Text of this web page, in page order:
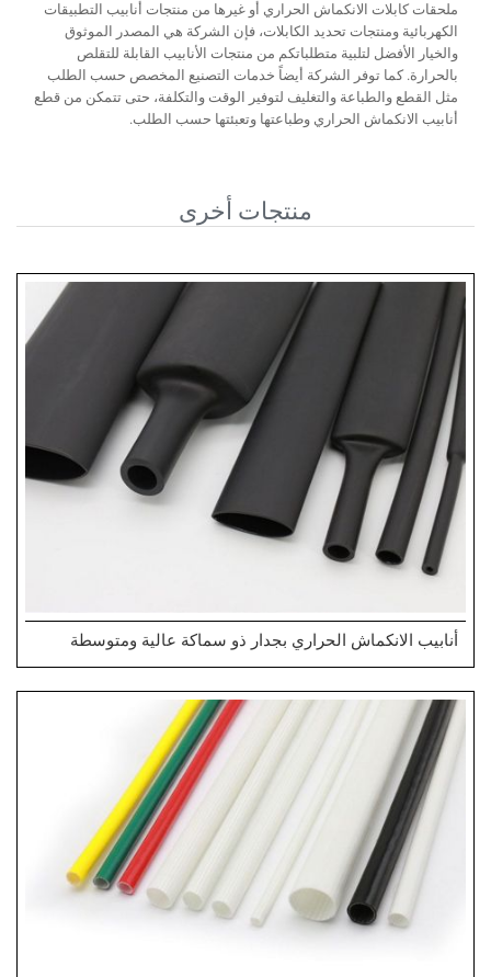
ملحقات كابلات الانكماش الحراري أو غيرها من منتجات أنابيب التطبيقات
الكهربائية ومنتجات تحديد الكابلات، فإن الشركة هي المصدر الموثوق
والخيار الأفضل لتلبية متطلباتكم من منتجات الأنابيب القابلة للتقلص
بالحرارة. كما توفر الشركة أيضاً خدمات التصنيع المخصص حسب الطلب
مثل القطع والطباعة والتغليف لتوفير الوقت والتكلفة، حتى تتمكن من قطع
أنابيب الانكماش الحراري وطباعتها وتعبئتها حسب الطلب.
منتجات أخرى
أنابيب الانكماش الحراري بجدار ذو سماكة عالية ومتوسطة